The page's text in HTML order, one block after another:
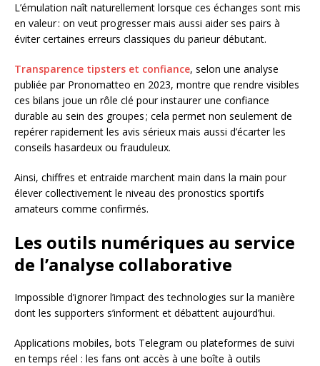
L’émulation naît naturellement lorsque ces échanges sont mis
en valeur : on veut progresser mais aussi aider ses pairs à
éviter certaines erreurs classiques du parieur débutant.
Transparence tipsters et confiance, selon une analyse
publiée par Pronomatteo en 2023, montre que rendre visibles
ces bilans joue un rôle clé pour instaurer une confiance
durable au sein des groupes ; cela permet non seulement de
repérer rapidement les avis sérieux mais aussi d’écarter les
conseils hasardeux ou frauduleux.
Ainsi, chiffres et entraide marchent main dans la main pour
élever collectivement le niveau des pronostics sportifs
amateurs comme confirmés.
Les outils numériques au service
de l’analyse collaborative
Impossible d’ignorer l’impact des technologies sur la manière
dont les supporters s’informent et débattent aujourd’hui.
Applications mobiles, bots Telegram ou plateformes de suivi
en temps réel : les fans ont accès à une boîte à outils